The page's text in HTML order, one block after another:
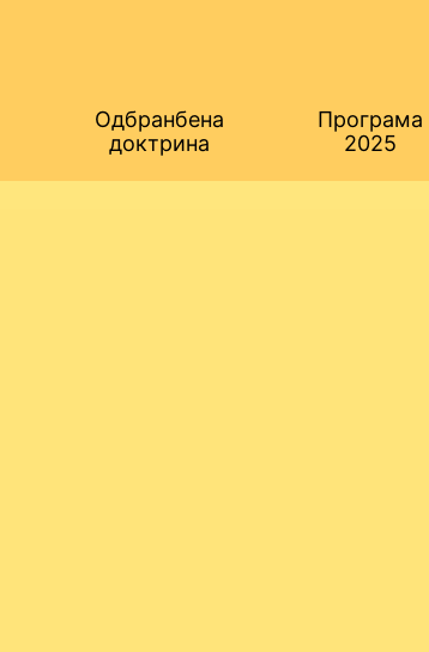
Одбранбена
доктрина
Програма
2025